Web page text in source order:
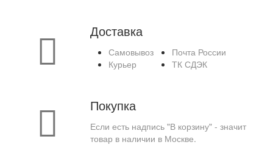
Доставка
Самовывоз
Курьер
Почта России
ТК СДЭК
Покупка
Если есть надпись "В корзину" - значит
товар в наличии в Москве.